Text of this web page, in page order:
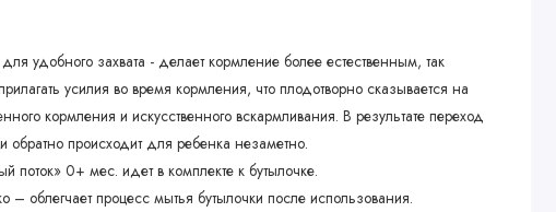
удобного захвата - делает кормление более естественным, так
усилия во время кормления, что плодотворно сказывается на
кормления и искусственного вскармливания. В результате переход
обратно происходит для ребенка незаметно.
поток» 0+ мес. идет в комплекте к бутылочке.
– облегчает процесс мытья бутылочки после использования.